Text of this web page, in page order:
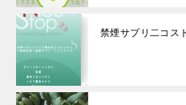
禁煙サプリ二コス